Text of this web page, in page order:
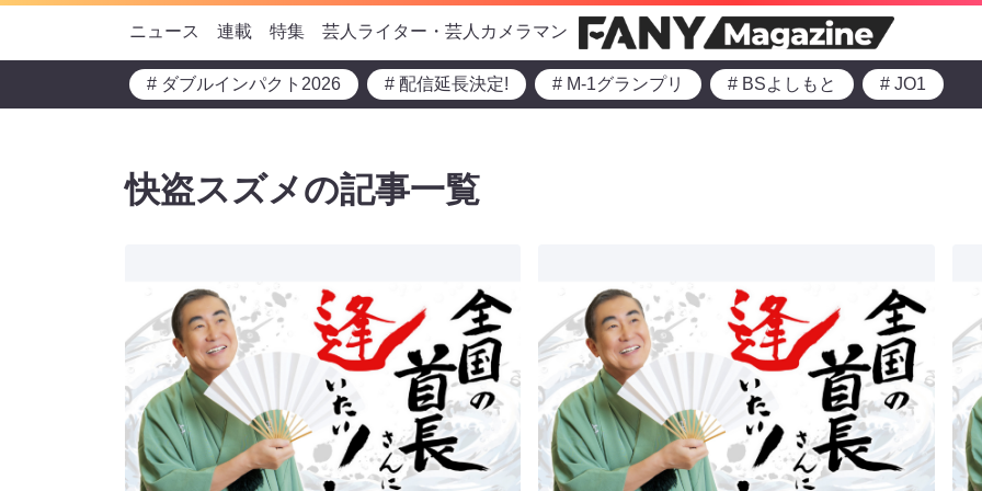
ニュース 連載 特集 芸人ライター・芸人カメラマン
# ダブルインパクト2026 # 配信延長決定! # M-1グランプリ # BSよしもと # JO1
快盗スズメの記事一覧